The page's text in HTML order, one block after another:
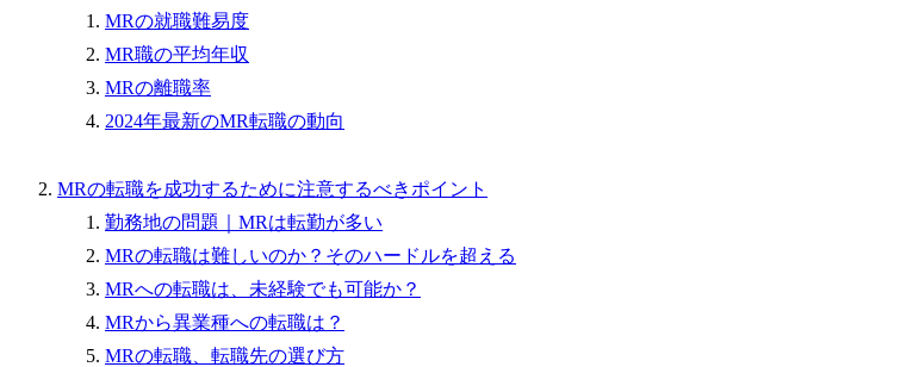
MRの就職難易度
MR職の平均年収
MRの離職率
2024年最新のMR転職の動向
MRの転職を成功するために注意するべきポイント
勤務地の問題｜MRは転勤が多い
MRの転職は難しいのか？そのハードルを超える
MRへの転職は、未経験でも可能か？
MRから異業種への転職は？
MRの転職、転職先の選び方